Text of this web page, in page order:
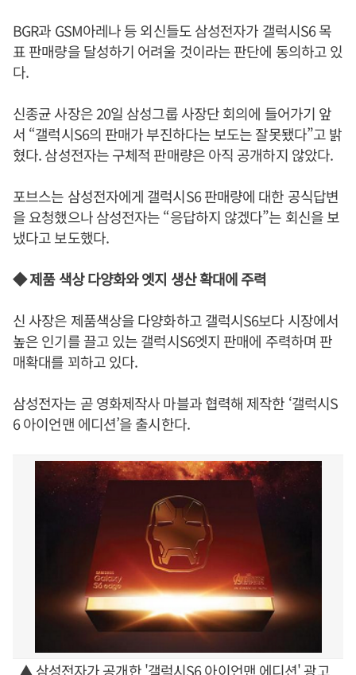
BGR과 GSM아레나 등 외신들도 삼성전자가 갤럭시S6 목
표 판매량을 달성하기 어려울 것이라는 판단에 동의하고 있
다.
신종균 사장은 20일 삼성그룹 사장단 회의에 들어가기 앞
서 “갤럭시S6의 판매가 부진하다는 보도는 잘못됐다”고 밝
혔다. 삼성전자는 구체적 판매량은 아직 공개하지 않았다.
포브스는 삼성전자에게 갤럭시S6 판매량에 대한 공식답변
을 요청했으나 삼성전자는 “응답하지 않겠다”는 회신을 보
냈다고 보도했다.
◆ 제품 색상 다양화와 엣지 생산 확대에 주력
신 사장은 제품색상을 다양화하고 갤럭시S6보다 시장에서
높은 인기를 끌고 있는 갤럭시S6엣지 판매에 주력하며 판
매확대를 꾀하고 있다.
삼성전자는 곧 영화제작사 마블과 협력해 제작한 ‘갤럭시S
6 아이언맨 에디션’을 출시한다.
▲ 삼성전자가 공개한 '갤럭시S6 아이언맨 에디션' 광고